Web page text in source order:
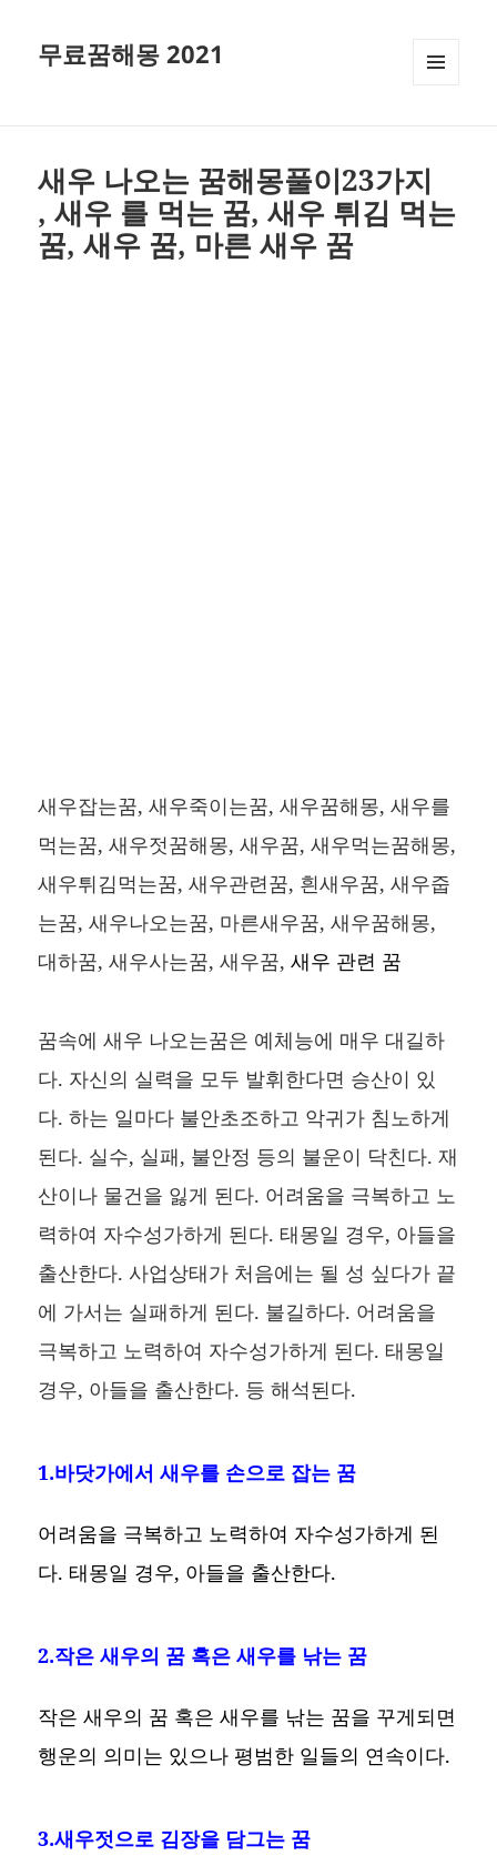
무료꿈해몽 2021
새우 나오는 꿈해몽풀이23가지
, 새우 를 먹는 꿈, 새우 튀김 먹는
꿈, 새우 꿈, 마른 새우 꿈
새우잡는꿈, 새우죽이는꿈, 새우꿈해몽, 새우를
먹는꿈, 새우젓꿈해몽, 새우꿈, 새우먹는꿈해몽,
새우튀김먹는꿈, 새우관련꿈, 흰새우꿈, 새우줍
는꿈, 새우나오는꿈, 마른새우꿈, 새우꿈해몽,
대하꿈, 새우사는꿈, 새우꿈,새우 관련 꿈
꿈속에 새우 나오는꿈은 예체능에 매우 대길하
다. 자신의 실력을 모두 발휘한다면 승산이 있
다. 하는 일마다 불안초조하고 악귀가 침노하게
된다. 실수, 실패, 불안정 등의 불운이 닥친다. 재
산이나 물건을 잃게 된다. 어려움을 극복하고 노
력하여 자수성가하게 된다. 태몽일 경우, 아들을
출산한다. 사업상태가 처음에는 될 성 싶다가 끝
에 가서는 실패하게 된다. 불길하다. 어려움을
극복하고 노력하여 자수성가하게 된다. 태몽일
경우, 아들을 출산한다. 등 해석된다.
1.바닷가에서 새우를 손으로 잡는 꿈
어려움을 극복하고 노력하여 자수성가하게 된
다. 태몽일 경우, 아들을 출산한다.
2.작은 새우의 꿈 혹은 새우를 낚는 꿈
작은 새우의 꿈 혹은 새우를 낚는 꿈을 꾸게되면
행운의 의미는 있으나 평범한 일들의 연속이다.
3.새우젓으로 김장을 담그는 꿈